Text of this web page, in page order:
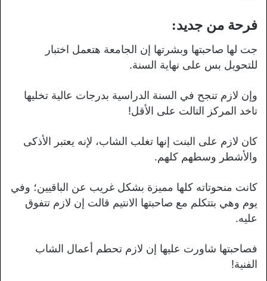
فرحة من جديد:
جت لها صاحبتها وبشرتها إن الجامعة هتعمل اختبار
للتحويل بس على نهاية السنة.
وإن لازم تنجح في السنة الدراسية بدرجات عالية تخليها
تاخد المركز التالت على الأقل!
كان لازم على البنت إنها تغلب الشاب، لإنه يعتبر الأذكى
والأشطر وسطهم كلهم.
كانت منحوتاته كلها مميزة بشكل غريب عن الباقيين؛ وفي
يوم وهي بتتكلم مع صاحبتها الانتيم قالت إن لازم تتفوق
عليه.
فصاحبتها شاورت عليها إن لازم تحطم أعمال الشاب
الفنية!